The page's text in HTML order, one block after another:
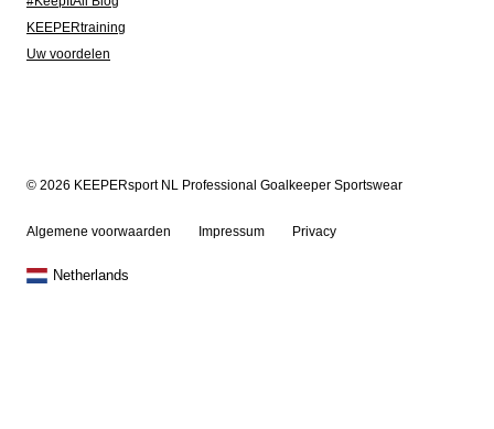
KEEPERtraining
Uw voordelen
© 2026 KEEPERsport NL Professional Goalkeeper Sportswear
Algemene voorwaarden Impressum Privacy
Netherlands